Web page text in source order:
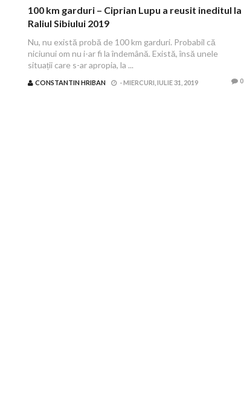
100 km garduri – Ciprian Lupu a reusit ineditul la
Raliul Sibiului 2019
Nu, nu există probă de 100 km garduri. Probabil că
niciunui om nu i-ar fi la îndemână. Există, însă unele
situații care s-ar apropia, la ...
CONSTANTIN HRIBAN -MIERCURI, IULIE 31, 2019 0